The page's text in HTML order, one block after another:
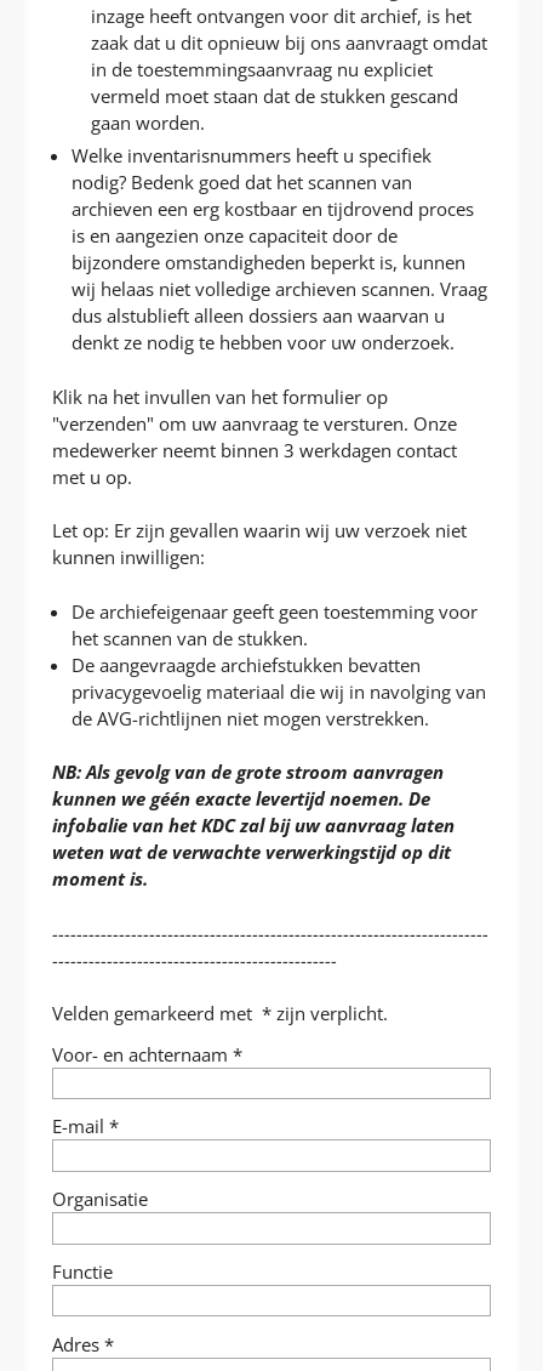
inzage heeft ontvangen voor dit archief, is het
zaak dat u dit opnieuw bij ons aanvraagt omdat
in de toestemmingsaanvraag nu expliciet
vermeld moet staan dat de stukken gescand
gaan worden.
Welke inventarisnummers heeft u specifiek
nodig? Bedenk goed dat het scannen van
archieven een erg kostbaar en tijdrovend proces
is en aangezien onze capaciteit door de
bijzondere omstandigheden beperkt is, kunnen
wij helaas niet volledige archieven scannen. Vraag
dus alstublieft alleen dossiers aan waarvan u
denkt ze nodig te hebben voor uw onderzoek.
Klik na het invullen van het formulier op
"verzenden" om uw aanvraag te versturen. Onze
medewerker neemt binnen 3 werkdagen contact
met u op.
Let op: Er zijn gevallen waarin wij uw verzoek niet
kunnen inwilligen:
De archiefeigenaar geeft geen toestemming voor
het scannen van de stukken.
De aangevraagde archiefstukken bevatten
privacygevoelig materiaal die wij in navolging van
de AVG-richtlijnen niet mogen verstrekken.
NB: Als gevolg van de grote stroom aanvragen
kunnen we géén exacte levertijd noemen.De
infobalie van het KDC zal bij uw aanvraag laten
weten wat de verwachte verwerkingstijd op dit
moment is.
------------------------------------------------------------------------
-----------------------------------------------
Velden gemarkeerd met * zijn verplicht.
gegevens
Voor- en achternaam *
E-mail *
Organisatie
Functie
Adres *